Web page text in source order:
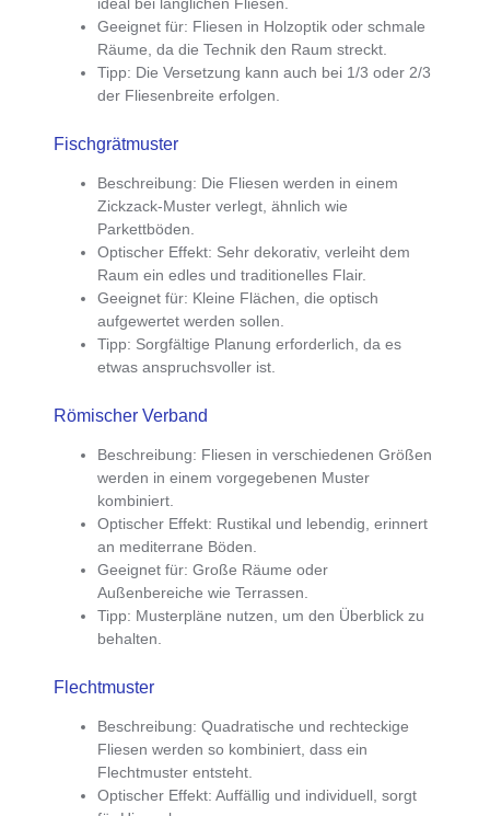
Geeignet für: Fliesen in Holzoptik oder schmale
Räume, da die Technik den Raum streckt.
Tipp: Die Versetzung kann auch bei 1/3 oder 2/3
der Fliesenbreite erfolgen.
Fischgrätmuster
Beschreibung: Die Fliesen werden in einem
Zickzack-Muster verlegt, ähnlich wie
Parkettböden.
Optischer Effekt: Sehr dekorativ, verleiht dem
Raum ein edles und traditionelles Flair.
Geeignet für: Kleine Flächen, die optisch
aufgewertet werden sollen.
Tipp: Sorgfältige Planung erforderlich, da es
etwas anspruchsvoller ist.
Römischer Verband
Beschreibung: Fliesen in verschiedenen Größen
werden in einem vorgegebenen Muster
kombiniert.
Optischer Effekt: Rustikal und lebendig, erinnert
an mediterrane Böden.
Geeignet für: Große Räume oder
Außenbereiche wie Terrassen.
Tipp: Musterpläne nutzen, um den Überblick zu
behalten.
Flechtmuster
Beschreibung: Quadratische und rechteckige
Fliesen werden so kombiniert, dass ein
Flechtmuster entsteht.
Optischer Effekt: Auffällig und individuell, sorgt